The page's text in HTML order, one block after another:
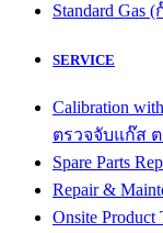
Standard
SERVICE
Calibration
ตรวจจับแก๊ส
Spare Parts
Repair &
Onsite